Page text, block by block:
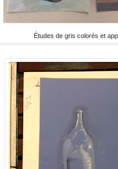
Études de gris colorés et